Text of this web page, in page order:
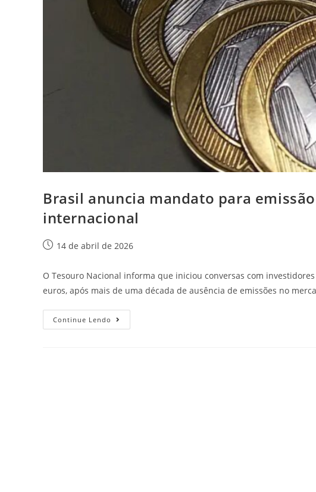
Brasil anuncia mandato para
internacional
14 de abril de 2026
O Tesouro Nacional informa que iniciou conversas com
euros, após mais de uma década de ausência de emissões no
Continue Lendo